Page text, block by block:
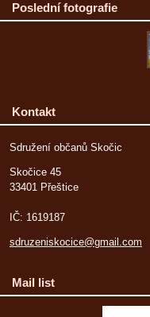
Poslední fotografie
Kontakt
Sdružení občanů Skočic
Skočice 45
33401 Přeštice
IČ: 1619187
sdruzeniskocice@gmail.com
Mail list